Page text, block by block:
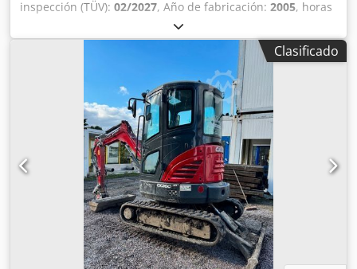
inspección (TÜV): 02/2027, Año de fabricación: 2005, horas
, Equipamiento:
acondicionado, cabina, tracción a las cuatro ruedas,
Tractor alemán, en uso hasta hace poco. Segundo
propietario: siempre en manos de la administración
estatal de parques, de 2005 a 2017 y de 2017 a 2026.
Tracción total. Motor turbodiésel de 4 cilindros con 4485 cc
y 91 CV. Gran transmisión Hi-LO de 24 velocidades: 4
marchas en 3 gamas, 2 escalonamientos bajo carga y
reversor bajo carga. 40 km/h. Instalación de aire
comprimido. Cabina de confort con asiento del conductor
con suspensión neumática y aire acondicionado. Toma de
fuerza trasera triple (540/750/1000 rpm). Elevador trasero
KAT II con enganches rápidos y cilindros adicionales (5060
kg de capacidad de elevación). Enganche de remolque de
altura regulable rápidamente. 2 distribuidores mecánicos
Clasificado